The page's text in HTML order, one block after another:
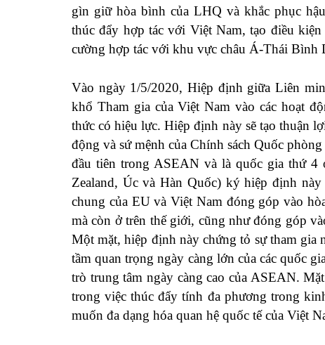
gìn giữ hòa bình của LHQ và khắc phục
thúc đẩy hợp tác với Việt Nam, tạo điều
cường hợp tác với khu vực châu Á-Thái Bình
Vào ngày 1/5/2020, Hiệp định giữa Liên
khổ Tham gia của Việt Nam vào các hoạt
thức có hiệu lực. Hiệp định này sẽ tạo thuận
động và sứ mệnh của Chính sách Quốc
đầu tiên trong ASEAN và là quốc gia thứ
Zealand, Úc và Hàn Quốc) ký hiệp định
chung của EU và Việt Nam đóng góp vào
mà còn ở trên thế giới, cũng như đóng góp
Một mặt, hiệp định này chứng tỏ sự tham gia
tầm quan trọng ngày càng lớn của các quốc
trò trung tâm ngày càng cao của ASEAN.
trong việc thúc đẩy tính đa phương trong
muốn đa dạng hóa quan hệ quốc tế của Việt